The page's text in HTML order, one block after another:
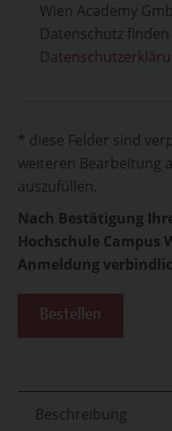
Wien Academy
Datenschutz
* diese Felder sind
weiteren Bearbeitung
auszufüllen.
Nach Bestätigung
Hochschule Campus
Anmeldung
Beschreibung